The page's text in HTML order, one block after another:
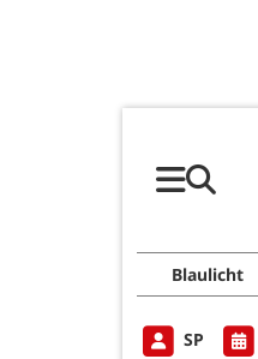
Blaulicht
SP